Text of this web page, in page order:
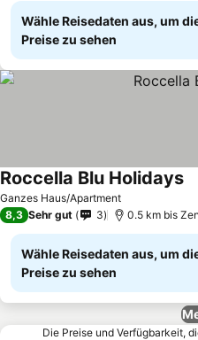
Wähle Reisedaten aus, um
Preise zu sehen
Ganzes Haus/Apartment
Roccella Blu Holidays
8,3 Sehr gut 3 0.5 km bis
Wähle Reisedaten aus, um
Preise zu sehen
Die Preise und Verfügbarkeit,